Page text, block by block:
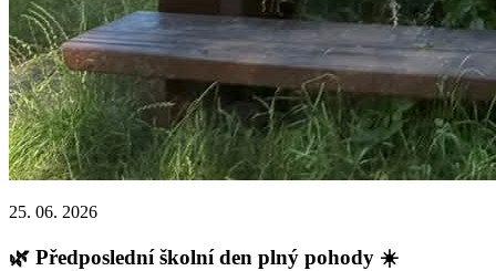
25. 06. 2026
🌿 Předposlední školní den plný pohody ☀️